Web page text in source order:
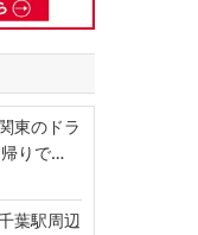
東のドラ
りで…
葉駅周辺